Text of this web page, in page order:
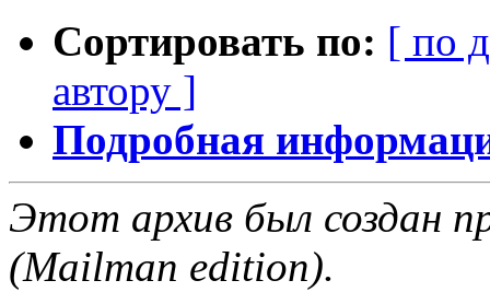
Сортировать по: [ по
автору ]
Подробная
Этот архив был создан
(Mailman edition).